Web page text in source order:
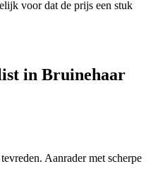
voor dat de prijs een stuk
in Bruinehaar
Aanrader met scherpe